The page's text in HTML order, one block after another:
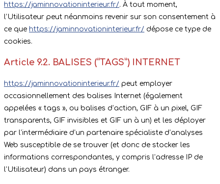
https://jaminnovationinterieur.fr/. À tout moment,
l’Utilisateur peut néanmoins revenir sur son consentement à
ce que https://jaminnovationinterieur.fr/ dépose ce type de
cookies.
Article 9.2. BALISES (“TAGS”) INTERNET
https://jaminnovationinterieur.fr/ peut employer
occasionnellement des balises Internet (également
appelées « tags », ou balises d’action, GIF à un pixel, GIF
transparents, GIF invisibles et GIF un à un) et les déployer
par l’intermédiaire d’un partenaire spécialiste d’analyses
Web susceptible de se trouver (et donc de stocker les
informations correspondantes, y compris l’adresse IP de
l’Utilisateur) dans un pays étranger.